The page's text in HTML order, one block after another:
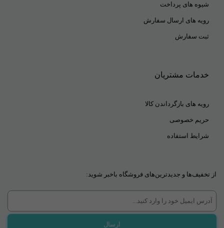
شیوه های پرداخت
رویه های ارسال سفارش
ثبت سفارش
خدمات مشتریان
رویه های بازگرداندن کالا
حریم خصوصی
شرایط استفاده
از تخفیف‌ها و جدیدترین‌های فروشگاه باخبر شوید: